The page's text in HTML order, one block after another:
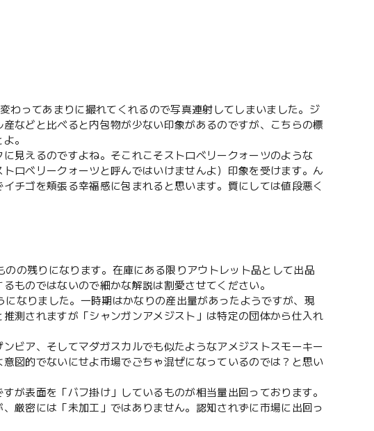
わってあまりに撮れてくれるので写真連射してしまいました。ジ
などと比べると内包物が少ない印象があるのですが、こちらの標
。
見えるのですよね。そこれこそストロベリークォーツのような
ロベリークォーツと呼んではいけませんよ）印象を受けます。ん
ゴを頬張る幸福感に包まれると思います。質にしては値段悪く
の残りになります。在庫にある限りアウトレット品として出品
ものではないので細かな解説は割愛させてください。
なりました。一時期はかなりの産出量があったようですが、現
測されますが「シャンガンアメジスト」は特定の団体から仕入れ
ビア、そしてマダガスカルでも似たようなアメジストスモーキー
図的でないにせよ市場でごちゃ混ぜになっているのでは？と思い
が表面を「バフ掛け」しているものが相当量出回っております。
厳密には「未加工」ではありません。認知されずに市場に出回っ